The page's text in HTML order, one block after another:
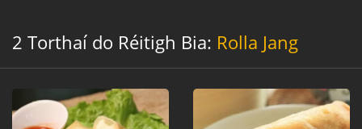
2 Torthaí do Réitigh Bia: Rolla Jang